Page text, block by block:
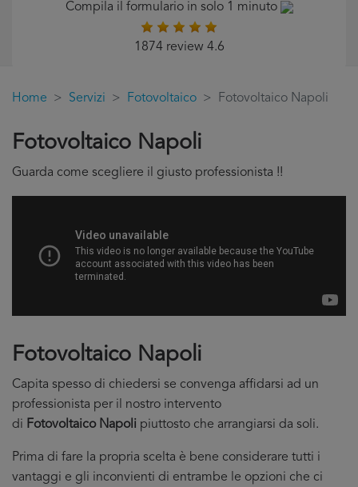
Compila il formulario in solo 1 minuto
1874 review 4.6
Home Servizi Fotovoltaico Fotovoltaico Napoli
Fotovoltaico Napoli
Guarda come scegliere il giusto professionista !!
Fotovoltaico Napoli
Capita spesso di chiedersi se convenga affidarsi ad un
professionista per il nostro intervento
di Fotovoltaico Napoli piuttosto che arrangiarsi da soli.
Prima di fare la propria scelta è bene considerare tutti i
vantaggi e gli inconvienti di entrambe le opzioni che ci